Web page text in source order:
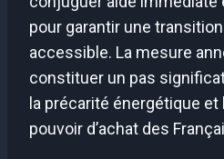
pour garantir une
accessible. La mesure
constituer un pas
la précarité énergétique
pouvoir d’achat des